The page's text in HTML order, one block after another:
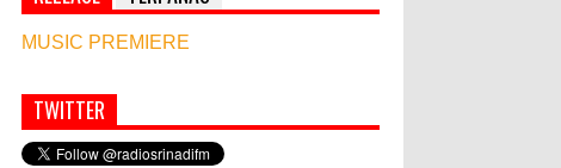
MUSIC PREMIERE
TWITTER